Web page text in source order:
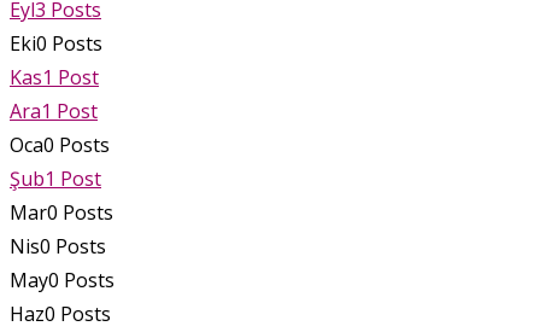
Eyl3 Posts
Eki0 Posts
Kas1 Post
Ara1 Post
Oca0 Posts
Şub1 Post
Mar0 Posts
Nis0 Posts
May0 Posts
Haz0 Posts